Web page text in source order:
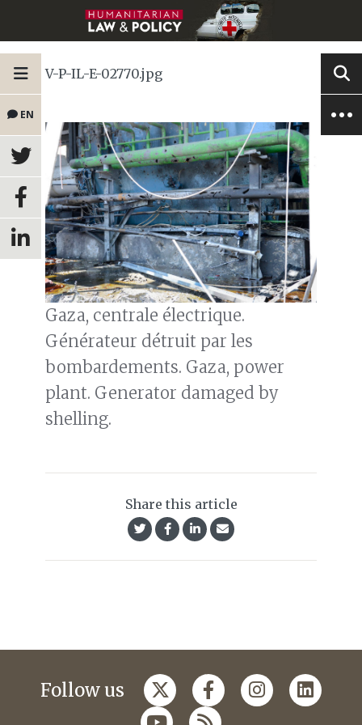
EN
V-P-IL-E-02770.jpg
Gaza, centrale électrique.
Générateur détruit par les
bombardements. Gaza, power
plant. Generator damaged by
shelling.
Share this article
Follow us